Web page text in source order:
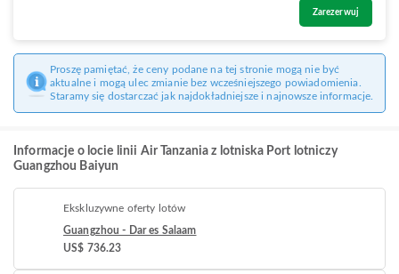
Zarezerwuj
Proszę pamiętać, że ceny podane na tej stronie mogą nie być
aktualne i mogą ulec zmianie bez wcześniejszego powiadomienia.
Staramy się dostarczać jak najdokładniejsze i najnowsze informacje.
Informacje o locie linii Air Tanzania z lotniska Port lotniczy
Guangzhou Baiyun
Ekskluzywne oferty lotów
Guangzhou - Dar es Salaam
US$ 736.23